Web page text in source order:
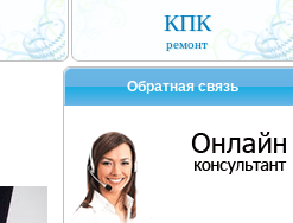
КПК
ремонт
Обратная связь